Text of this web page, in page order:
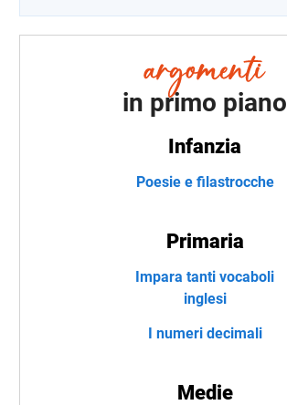
in primo piano
Infanzia
Poesie e filastrocche
Primaria
Impara tanti vocaboli
inglesi
I numeri decimali
Medie